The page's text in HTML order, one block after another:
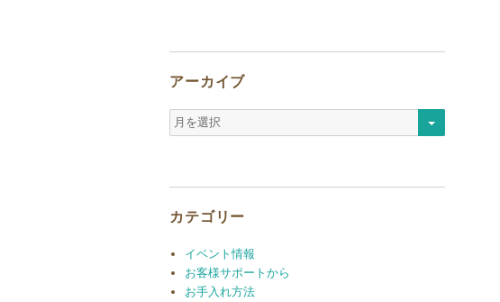
アーカイブ
ア
ー
カテゴリー
イベント情報
お客様サポートから
お手入れ方法